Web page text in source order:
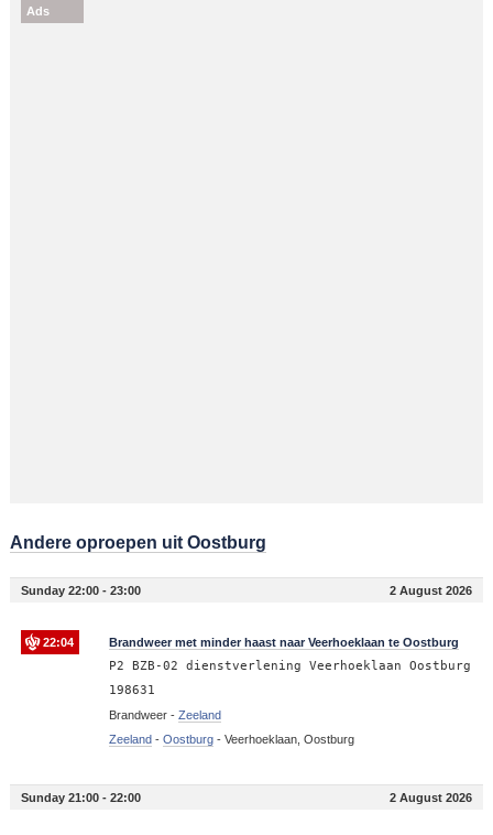
Ads
Andere oproepen uit Oostburg
Sunday 22:00 - 23:00 2 August 2026
22:04 Brandweer met minder haast naar Veerhoeklaan te Oostburg
P2 BZB-02 dienstverlening Veerhoeklaan Oostburg
198631
Brandweer - Zeeland
Zeeland- Oostburg- Veerhoeklaan, Oostburg
Sunday 21:00 - 22:00 2 August 2026